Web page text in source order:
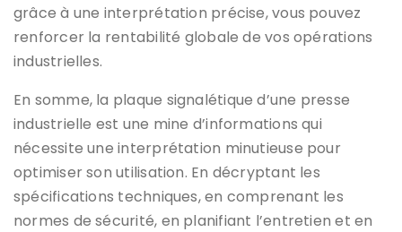
grâce à une interprétation précise, vous pouvez
renforcer la rentabilité globale de vos opérations
industrielles.
En somme, la plaque signalétique d’une presse
industrielle est une mine d’informations qui
nécessite une interprétation minutieuse pour
optimiser son utilisation. En décryptant les
spécifications techniques, en comprenant les
normes de sécurité, en planifiant l’entretien et en